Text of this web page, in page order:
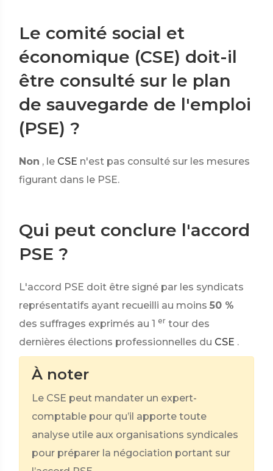
Le comité social et
économique (CSE) doit-il
être consulté sur le plan
de sauvegarde de l'emploi
(PSE) ?
Non , le CSE n'est pas consulté sur les mesures
figurant dans le PSE.
Qui peut conclure l'accord
PSE ?
L'accord PSE doit être signé par les syndicats
représentatifs ayant recueilli au moins 50 %
des suffrages exprimés au 1 er tour des
dernières élections professionnelles du CSE .
À noter
Le CSE peut mandater un expert-
comptable pour qu’il apporte toute
analyse utile aux organisations syndicales
pour préparer la négociation portant sur